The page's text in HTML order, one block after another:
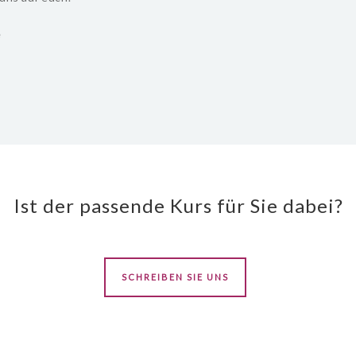
Ist der passende Kurs für Sie dabei?
SCHREIBEN SIE UNS